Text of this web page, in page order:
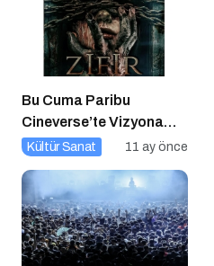
Bu Cuma Paribu
Cineverse’te Vizyona
Girecek Filmler
Kültür Sanat 11 ay önce